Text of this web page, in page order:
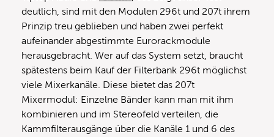
deutlich, sind mit den Modulen 296t und 207t ihrem
Prinzip treu geblieben und haben zwei perfekt
aufeinander abgestimmte Eurorackmodule
herausgebracht. Wer auf das System setzt, braucht
spätestens beim Kauf der Filterbank 296t möglichst
viele Mixerkanäle. Diese bietet das 207t
Mixermodul: Einzelne Bänder kann man mit ihm
kombinieren und im Stereofeld verteilen, die
Kammfilterausgänge über die Kanäle 1 und 6 des